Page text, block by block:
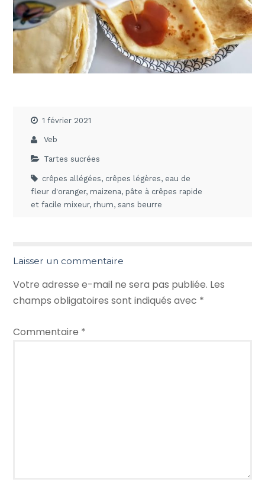
1 février 2021
Veb
Tartes sucrées
crêpes allégées, crêpes légères, eau de
fleur d'oranger, maizena, pâte à crêpes rapide
et facile mixeur, rhum,sans beurre
Laisser un commentaire
Votre adresse e-mail ne sera pas publiée. Les
champs obligatoires sont indiqués avec *
Commentaire *